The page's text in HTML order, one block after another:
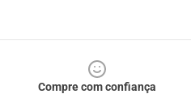
Compre com confiança